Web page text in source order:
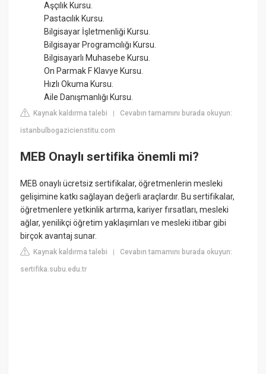
Aşçılık Kursu.
Pastacılık Kursu.
Bilgisayar İşletmenliği Kursu.
Bilgisayar Programcılığı Kursu.
Bilgisayarlı Muhasebe Kursu.
On Parmak F Klavye Kursu.
Hızlı Okuma Kursu.
Aile Danışmanlığı Kursu.
Kaynak kaldırma talebi |Cevabın tamamını burada okuyun:
istanbulbogazicienstitu.com
MEB Onaylı sertifika önemli mi?
MEB onaylı ücretsiz sertifikalar, öğretmenlerin mesleki
gelişimine katkı sağlayan değerli araçlardır. Bu sertifikalar,
öğretmenlere yetkinlik artırma, kariyer fırsatları, mesleki
ağlar, yenilikçi öğretim yaklaşımları ve mesleki itibar gibi
birçok avantaj sunar.
Kaynak kaldırma talebi |Cevabın tamamını burada okuyun:
sertifika.subu.edu.tr